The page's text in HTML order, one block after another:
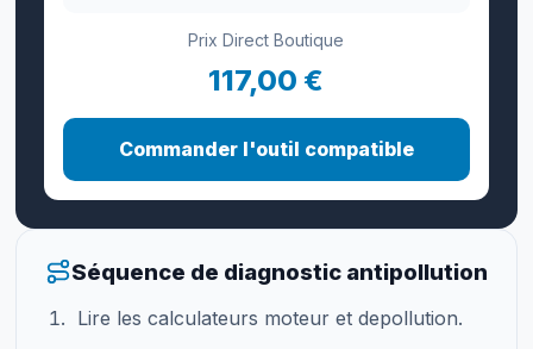
Prix Direct Boutique
117,00 €
Commander l'outil compatible
Séquence de diagnostic antipollution
Lire les calculateurs moteur et depollution.